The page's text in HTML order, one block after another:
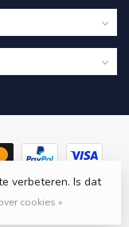
byLightspeed -
verbeteren. Is dat
cookies »